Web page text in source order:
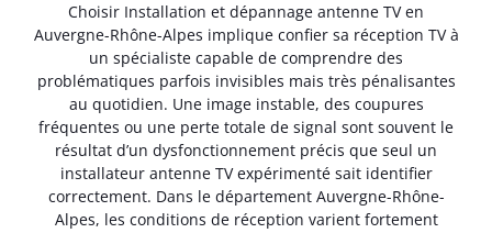
Choisir Installation et dépannage antenne TV en
Auvergne-Rhône-Alpes implique confier sa réception TV à
un spécialiste capable de comprendre des
problématiques parfois invisibles mais très pénalisantes
au quotidien. Une image instable, des coupures
fréquentes ou une perte totale de signal sont souvent le
résultat d’un dysfonctionnement précis que seul un
installateur antenne TV expérimenté sait identifier
correctement. Dans le département Auvergne-Rhône-
Alpes, les conditions de réception varient fortement